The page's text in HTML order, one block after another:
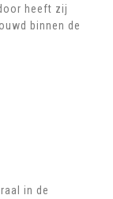
heeft zij
binnen de
in de